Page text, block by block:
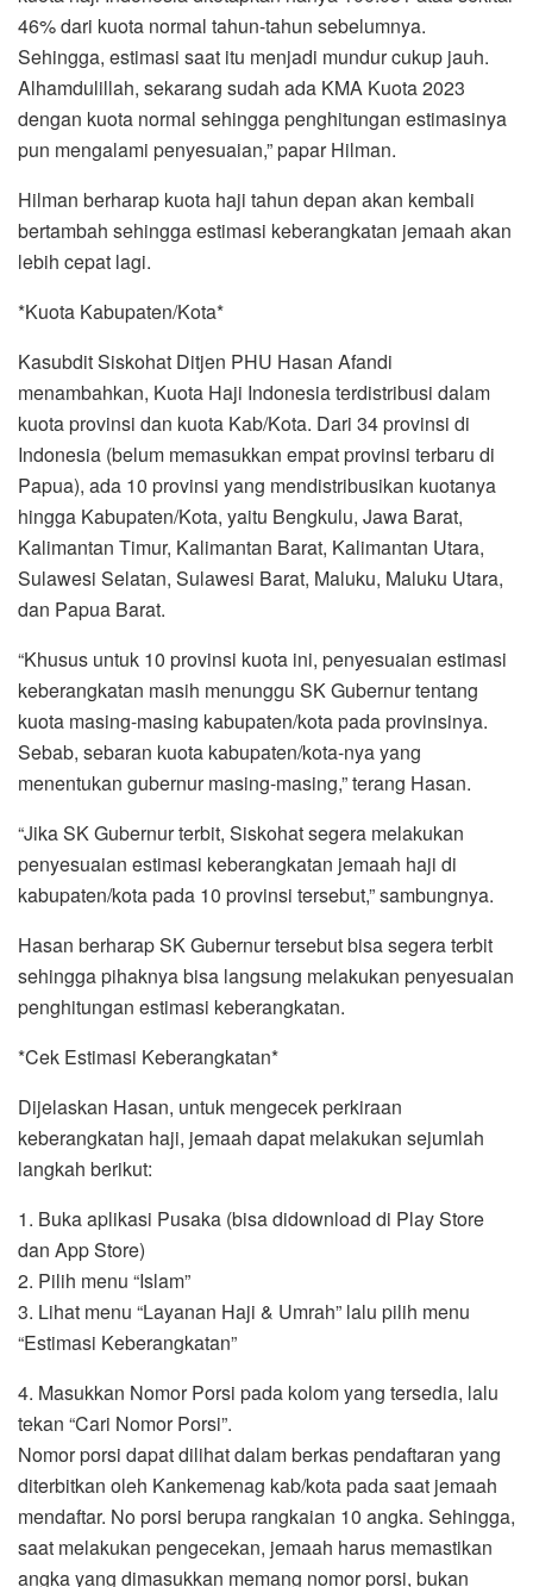
46% dari kuota normal tahun-tahun sebelumnya.
Sehingga, estimasi saat itu menjadi mundur cukup jauh.
Alhamdulillah, sekarang sudah ada KMA Kuota 2023
dengan kuota normal sehingga penghitungan estimasinya
pun mengalami penyesuaian,” papar Hilman.
Hilman berharap kuota haji tahun depan akan kembali
bertambah sehingga estimasi keberangkatan jemaah akan
lebih cepat lagi.
*Kuota Kabupaten/Kota*
Kasubdit Siskohat Ditjen PHU Hasan Afandi
menambahkan, Kuota Haji Indonesia terdistribusi dalam
kuota provinsi dan kuota Kab/Kota. Dari 34 provinsi di
Indonesia (belum memasukkan empat provinsi terbaru di
Papua), ada 10 provinsi yang mendistribusikan kuotanya
hingga Kabupaten/Kota, yaitu Bengkulu, Jawa Barat,
Kalimantan Timur, Kalimantan Barat, Kalimantan Utara,
Sulawesi Selatan, Sulawesi Barat, Maluku, Maluku Utara,
dan Papua Barat.
“Khusus untuk 10 provinsi kuota ini, penyesuaian estimasi
keberangkatan masih menunggu SK Gubernur tentang
kuota masing-masing kabupaten/kota pada provinsinya.
Sebab, sebaran kuota kabupaten/kota-nya yang
menentukan gubernur masing-masing,” terang Hasan.
“Jika SK Gubernur terbit, Siskohat segera melakukan
penyesuaian estimasi keberangkatan jemaah haji di
kabupaten/kota pada 10 provinsi tersebut,” sambungnya.
Hasan berharap SK Gubernur tersebut bisa segera terbit
sehingga pihaknya bisa langsung melakukan penyesuaian
penghitungan estimasi keberangkatan.
*Cek Estimasi Keberangkatan*
Dijelaskan Hasan, untuk mengecek perkiraan
keberangkatan haji, jemaah dapat melakukan sejumlah
langkah berikut:
1. Buka aplikasi Pusaka (bisa didownload di Play Store
dan App Store)
2. Pilih menu “Islam”
3. Lihat menu “Layanan Haji & Umrah” lalu pilih menu
“Estimasi Keberangkatan”
4. Masukkan Nomor Porsi pada kolom yang tersedia, lalu
tekan “Cari Nomor Porsi”.
Nomor porsi dapat dilihat dalam berkas pendaftaran yang
diterbitkan oleh Kankemenag kab/kota pada saat jemaah
mendaftar. No porsi berupa rangkaian 10 angka. Sehingga,
saat melakukan pengecekan, jemaah harus memastikan
angka yang dimasukkan memang nomor porsi, bukan